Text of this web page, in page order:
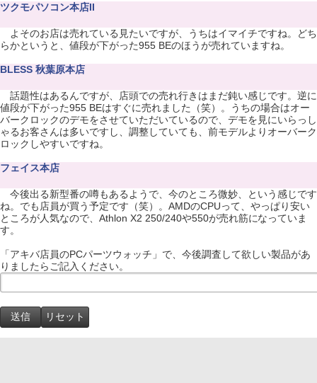
ツクモパソコン本店II
よそのお店は売れている見たいですが、うちはイマイチですね。どち
らかというと、値段が下がった955 BEのほうが売れていますね。
BLESS 秋葉原本店
話題性はあるんですが、店頭での売れ行きはまだ鈍い感じです。逆に
値段が下がった955 BEはすぐに売れました（笑）。うちの場合はオー
バークロックのデモをさせていただいているので、デモを見にいらっし
ゃるお客さんは多いですし、調整していても、前モデルよりオーバーク
ロックしやすいですね。
フェイス本店
今後出る新型番の噂もあるようで、今のところ微妙、という感じです
ね。でも店員が買う予定です（笑）。AMDのCPUって、やっぱり安い
ところが人気なので、Athlon X2 250/240や550が売れ筋になっていま
す。
「アキバ店員のPCパーツウォッチ」で、今後調査して欲しい製品があ
りましたらご記入ください。